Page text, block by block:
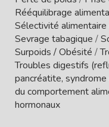
Rééquilibrage
Sélectivité
Sevrage tabagique /
Surpoids / Obésité /
Troubles digestifs
pancréatite,
du comportement
hormonaux